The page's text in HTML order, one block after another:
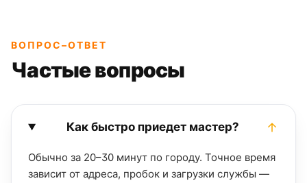
ВОПРОС–ОТВЕТ
Частые вопросы
Как быстро приедет мастер?
Обычно за 20–30 минут по городу. Точное время
зависит от адреса, пробок и загрузки службы —